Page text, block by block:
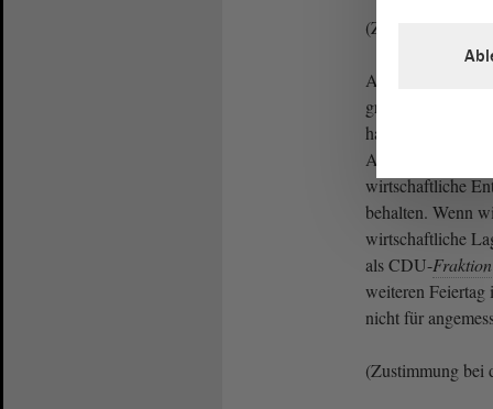
(Zustimmung bei
Als Politiker
grundsätzlich
haben. Das
Auswirkung
wirtschaftliche
behalten. Wenn
wirtschaftliche
als CDU-Fraktion
weiteren Feiertag
nicht für
(Zustimmung bei